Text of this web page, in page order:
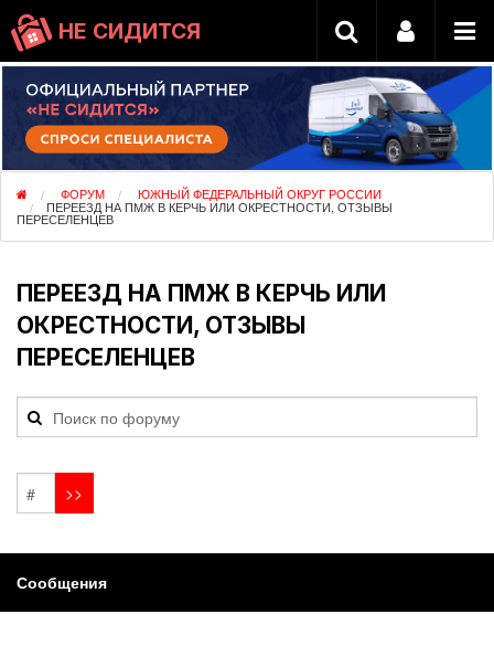
НЕ СИДИТСЯ
ФОРУМ ЮЖНЫЙ ФЕДЕРАЛЬНЫЙ ОКРУГ РОССИИ
ПЕРЕЕЗД НА ПМЖ В КЕРЧЬ ИЛИ ОКРЕСТНОСТИ, ОТЗЫВЫ
ПЕРЕСЕЛЕНЦЕВ
ПЕРЕЕЗД НА ПМЖ В КЕРЧЬ ИЛИ
ОКРЕСТНОСТИ, ОТЗЫВЫ
ПЕРЕСЕЛЕНЦЕВ
Сообщения